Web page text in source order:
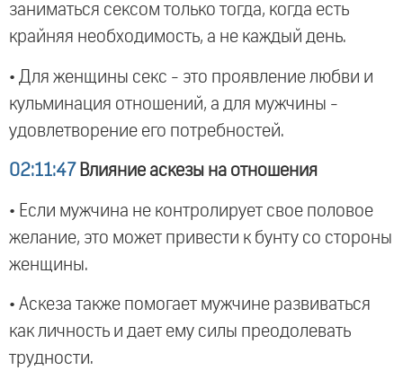
заниматься сексом только тогда, когда есть
крайняя необходимость, а не каждый день.
• Для женщины секс - это проявление любви и
кульминация отношений, а для мужчины -
удовлетворение его потребностей.
02:11:47 Влияние аскезы на отношения
• Если мужчина не контролирует свое половое
желание, это может привести к бунту со стороны
женщины.
• Аскеза также помогает мужчине развиваться
как личность и дает ему силы преодолевать
трудности.